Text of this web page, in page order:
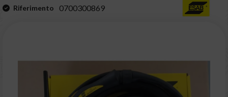
Riferimento 0700300869